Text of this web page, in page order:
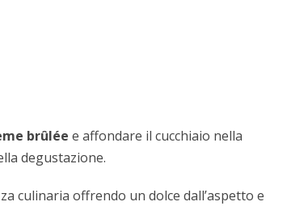
brûlée e affondare il cucchiaio nella
degustazione.
culinaria offrendo un dolce dall’aspetto e